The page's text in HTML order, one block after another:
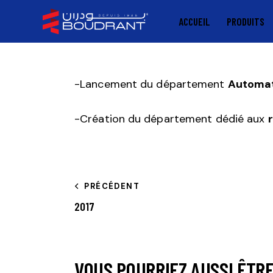
ACCUEIL PRODUITS
-Lancement du département
-Création du département dédié aux
PRÉCÉDENT
2017